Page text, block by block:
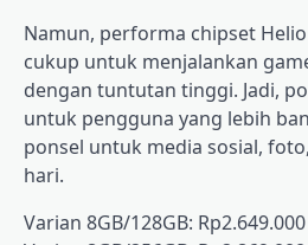
Namun, performa chipset
cukup untuk menjalankan
dengan tuntutan tinggi. Jadi,
untuk pengguna yang lebih
ponsel untuk media sosial,
hari.
Varian 8GB/128GB: Rp2.649.000